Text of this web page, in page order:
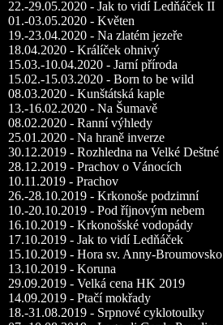
22.-29.05.2020 - Jak to vidí Ledňáček II
01.-03.05.2020 - Květen
19.-23.04.2020 - Na zlatém jezeře
18.04.2020 - Králíček ohnivý
15.03.-10.04.2020 - Jarní příroda
15.02.-15.03.2020 - Born to be wild
08.03.2020 - Kunštátská kaple
13.-16.02.2020 - Na Šumavě
08.02.2020 - Ranní výhledy
25.01.2020 - Na hraně inverze
30.12.2019 - Rozhledna na Velké Deštné
28.12.2019 - Prachov o Vánocích
10.11.2019 - Prachov
26.-28.10.2019 - Krkonoše podzimní
10.-20.10.2019 - Pod říjnovým nebem
16.10.2019 - Krkonošské vodopády
17.10.2019 - Jak to vidí Ledňáček
15.10.2019 - Hora sv. Anny-Broumovsko
13.10.2019 - Koruna
29.09.2019 - Velká cena HK 2019
14.09.2019 - Ptačí mokřady
18.-31.08.2019 - Srpnové cyklotoulky